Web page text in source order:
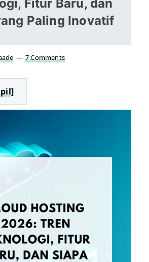
Fitur Baru, dan
Paling Inovatif
7 Comments
]